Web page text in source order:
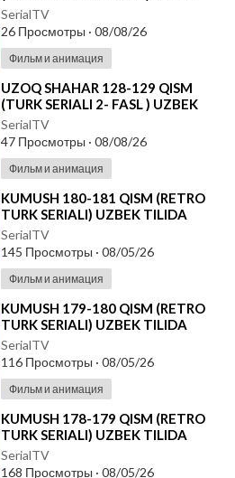
TILIDA
SerialTV
26 Просмотры · 08/08/26
Фильм и анимация
⁣UZOQ SHAHAR 128-129 QISM
(TURK SERIALI 2- FASL ) UZBEK
TILIDA
SerialTV
47 Просмотры · 08/08/26
Фильм и анимация
⁣KUMUSH 180-181 QISM (RETRO
TURK SERIALI) UZBEK TILIDA
SerialTV
145 Просмотры · 08/05/26
Фильм и анимация
⁣KUMUSH 179-180 QISM (RETRO
TURK SERIALI) UZBEK TILIDA
SerialTV
116 Просмотры · 08/05/26
Фильм и анимация
⁣KUMUSH 178-179 QISM (RETRO
TURK SERIALI) UZBEK TILIDA
SerialTV
168 Просмотры · 08/05/26